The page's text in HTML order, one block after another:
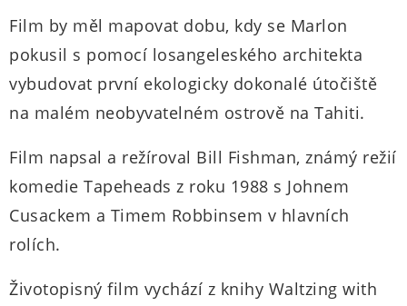
Film by měl mapovat dobu, kdy se Marlon
pokusil s pomocí losangeleského architekta
vybudovat první ekologicky dokonalé útočiště
na malém neobyvatelném ostrově na Tahiti.
Film napsal a režíroval Bill Fishman, známý režií
komedie Tapeheads z roku 1988 s Johnem
Cusackem a Timem Robbinsem v hlavních
rolích.
Životopisný film vychází z knihy Waltzing with